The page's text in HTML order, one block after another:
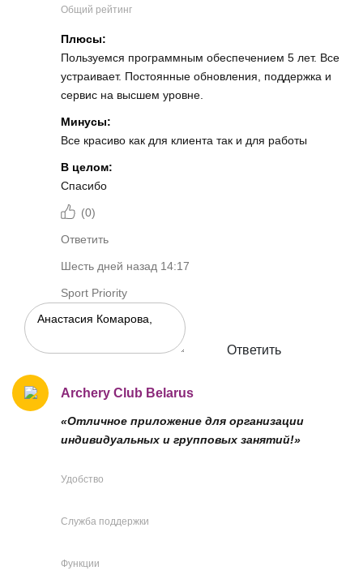
Общий рейтинг
Плюсы:
Пользуемся программным обеспечением 5 лет. Все
устраивает. Постоянные обновления, поддержка и
сервис на высшем уровне.
Минусы:
Все красиво как для клиента так и для работы
В целом:
Спасибо
(0)
Ответить
Шесть дней назад 14:17
Sport Priority
Ответить
Archery Club Belarus
«Отличное приложение для организации
индивидуальных и групповых занятий!»
Удобство
Служба поддержки
Функции